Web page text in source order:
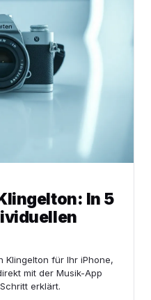
In 5
Klingelton für Ihr iPhone,
mit der Musik-App
erklärt.